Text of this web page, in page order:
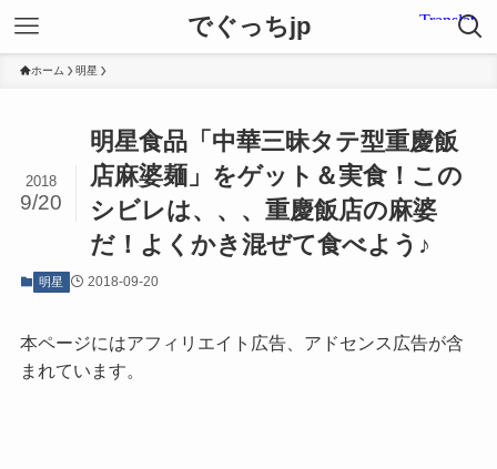
でぐっちjp
ホーム 明星
明星食品「中華三昧タテ型重慶飯
店麻婆麺」をゲット＆実食！この
シビレは、、、重慶飯店の麻婆
だ！よくかき混ぜて食べよう♪
2018
9/20
明星 2018-09-20
本ページにはアフィリエイト広告、アドセンス広告が含
まれています。